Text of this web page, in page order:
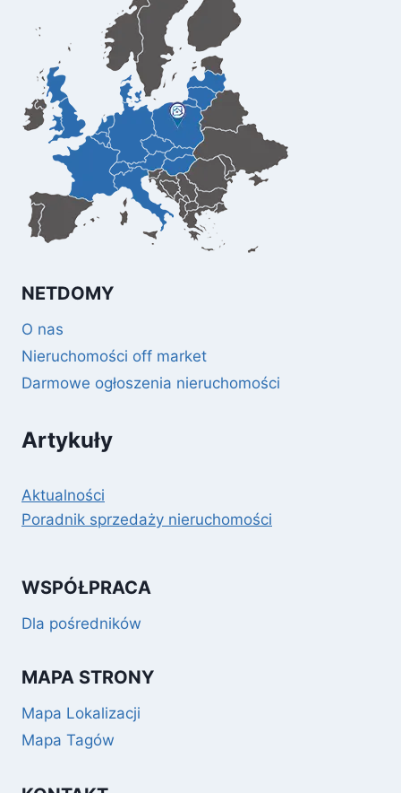
NETDOMY
O nas
Nieruchomości off market
Darmowe ogłoszenia nieruchomości
Artykuły
Aktualności
Poradnik sprzedaży nieruchomości
WSPÓŁPRACA
Dla pośredników
MAPA STRONY
Mapa Lokalizacji
Mapa Tagów